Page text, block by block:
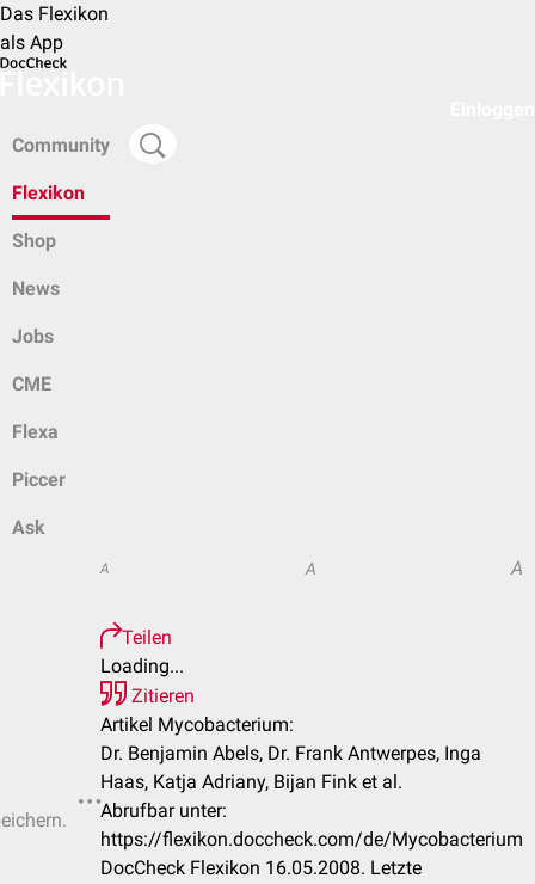
Das Flexikon
als App
Community
Flexikon
Shop
News
Jobs
CME
Flexa
Piccer
Ask
A A A
Teilen
Loading...
Zitieren
Artikel Mycobacterium:
Dr. Benjamin Abels, Dr. Frank Antwerpes, Inga
Haas, Katja Adriany, Bijan Fink et al.
Abrufbar unter:
https://flexikon.doccheck.com/de/Mycobacterium
DocCheck Flexikon 16.05.2008. Letzte